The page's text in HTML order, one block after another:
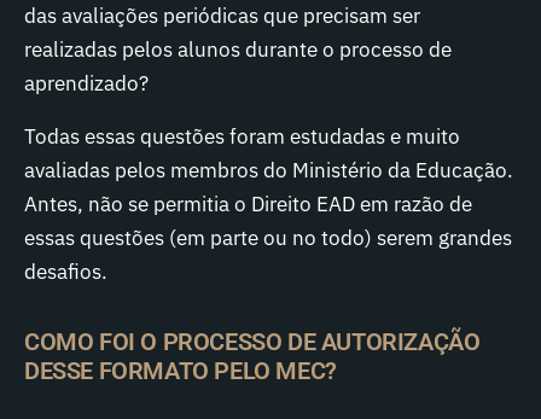
das avaliações periódicas que precisam ser
realizadas pelos alunos durante o processo de
aprendizado?
Todas essas questões foram estudadas e muito
avaliadas pelos membros do Ministério da Educação.
Antes, não se permitia o Direito EAD em razão de
essas questões (em parte ou no todo) serem grandes
desafios.
COMO FOI O PROCESSO DE AUTORIZAÇÃO
DESSE FORMATO PELO MEC?